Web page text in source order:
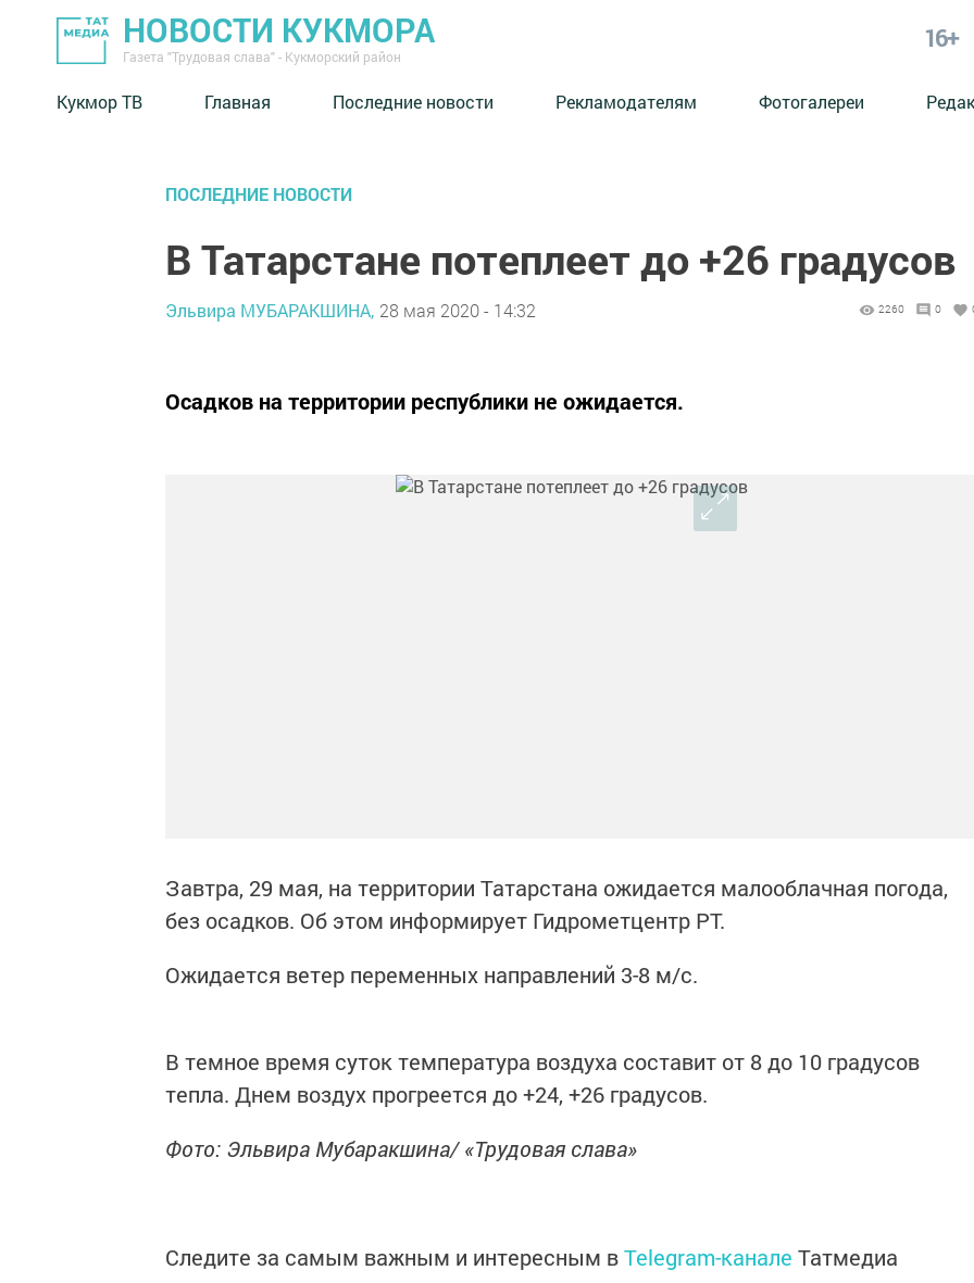
НОВОСТИ КУКМОРА
Газета "Трудовая слава" - Кукморский район
16+
Кукмор ТВ Главная Последние новости Рекламодателям Фотогалереи
ПОСЛЕДНИЕ НОВОСТИ
В Татарстане потеплеет до +26 градусов
Эльвира МУБАРАКШИНА, 28 мая 2020 - 14:32 2260 0
Осадков на территории республики не ожидается.
Завтра, 29 мая, на территории Татарстана ожидается малооблачная погода,
без осадков. Об этом информирует Гидрометцентр РТ.
Ожидается ветер переменных направлений 3-8 м/с.
В темное время суток температура воздуха составит от 8 до 10 градусов
тепла. Днем воздух прогреется до +24, +26 градусов.
Фото: Эльвира Мубаракшина/ «Трудовая слава»
Следите за самым важным и интересным вTelegram-канале Татмедиа